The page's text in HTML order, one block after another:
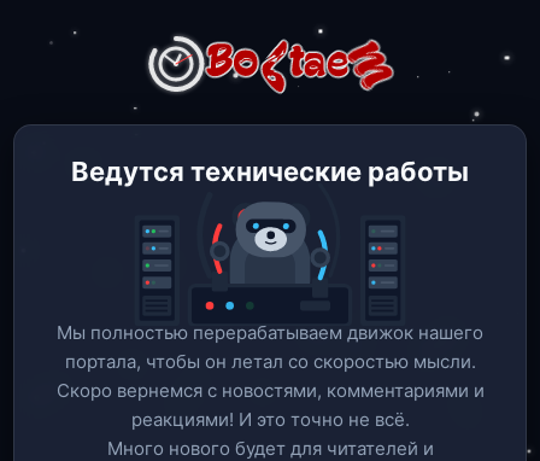
Ведутся технические работы
Мы полностью перерабатываем движок нашего
портала, чтобы он летал со скоростью мысли.
Скоро вернемся c новостями, комментариями и
реакциями! И это точно не всё.
Много нового будет для читателей и